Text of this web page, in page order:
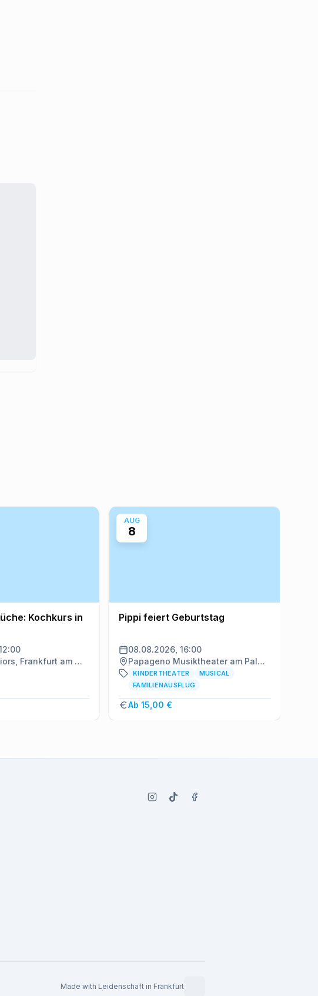
Kochkurs in
Morgen Interiors, Frankfurt am Main
AUG
8
Pippi feiert Geburtstag
08.08.2026, 16:00
Papageno Musiktheater am Palmengarten, Frankfurt am Main
KINDERTHEATER
MUSICAL
FAMILIENAUSFLUG
Ab 15,00 €
Made with Leidenschaft in Frankfurt